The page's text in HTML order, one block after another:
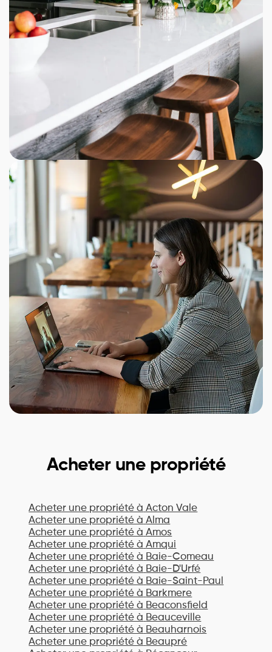
Acheter une propriété
Acheter une propriété à Acton Vale
Acheter une propriété à Alma
Acheter une propriété à Amos
Acheter une propriété à Amqui
Acheter une propriété à Baie-Comeau
Acheter une propriété à Baie-D'Urfé
Acheter une propriété à Baie-Saint-Paul
Acheter une propriété à Barkmere
Acheter une propriété à Beaconsfield
Acheter une propriété à Beauceville
Acheter une propriété à Beauharnois
Acheter une propriété à Beaupré